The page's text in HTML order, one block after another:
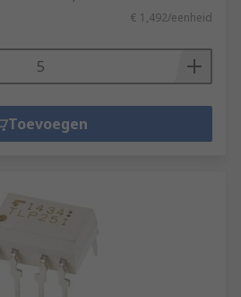
€ 1,492/eenheid
Toevoegen